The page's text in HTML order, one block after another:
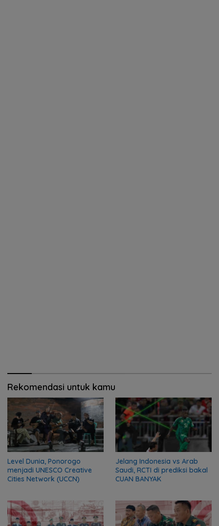
Rekomendasi untuk kamu
Level Dunia, Ponorogo
menjadi UNESCO Creative
Cities Network (UCCN)
Jelang Indonesia vs Arab
Saudi, RCTI di prediksi bakal
CUAN BANYAK